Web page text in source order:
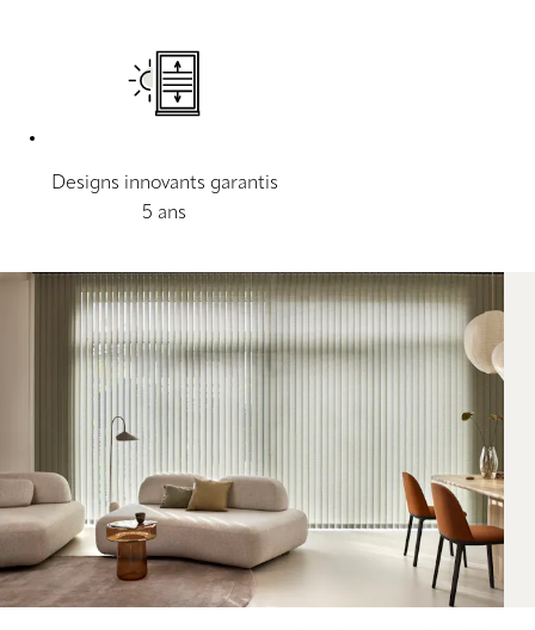
Designs innovants garantis
5 ans